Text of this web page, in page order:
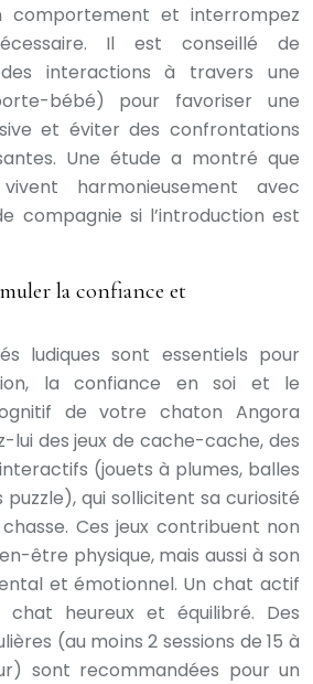
comportement et interrompez
Il est conseillé de
interactions à travers une
bébé) pour favoriser une
et éviter des confrontations
Une étude a montré que
harmonieusement avec
compagnie si l’introduction est
la confiance et
ludiques sont essentiels pour
la confiance en soi et le
de votre chaton Angora
lui des jeux de cache-cache, des
(jouets à plumes, balles
qui sollicitent sa curiosité
Ces jeux contribuent non
être physique, mais aussi à son
et émotionnel. Un chat actif
heureux et équilibré. Des
(au moins 2 sessions de 15 à
sont recommandées pour un